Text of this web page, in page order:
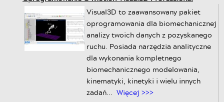
Visual3D to zaawansowany pakiet
oprogramowania dla biomechanicznej
analizy twoich danych z pozyskanego
ruchu. Posiada narzędzia analityczne
dla wykonania kompletnego
biomechanicznego modelowania,
kinematyki, kinetyki i wielu innych
zadań... Więcej >>>